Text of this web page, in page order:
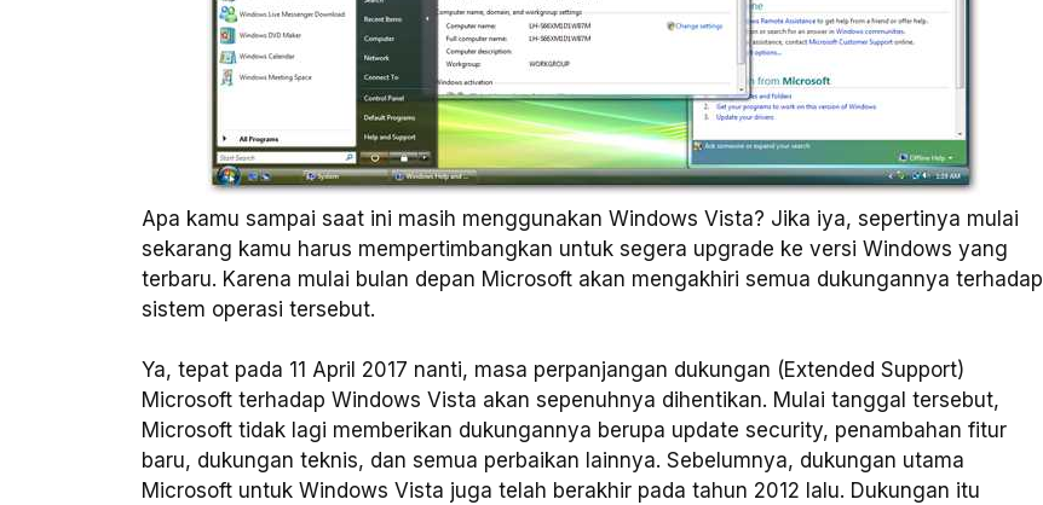
Apa kamu sampai saat ini masih menggunakan Windows Vista? Jika iya, sepertinya mulai
sekarang kamu harus mempertimbangkan untuk segera upgrade ke versi Windows yang
terbaru. Karena mulai bulan depan Microsoft akan mengakhiri semua dukungannya terhadap
sistem operasi tersebut.
Ya, tepat pada 11 April 2017 nanti, masa perpanjangan dukungan (Extended Support)
Microsoft terhadap Windows Vista akan sepenuhnya dihentikan. Mulai tanggal tersebut,
Microsoft tidak lagi memberikan dukungannya berupa update security, penambahan fitur
baru, dukungan teknis, dan semua perbaikan lainnya. Sebelumnya, dukungan utama
Microsoft untuk Windows Vista juga telah berakhir pada tahun 2012 lalu. Dukungan itu